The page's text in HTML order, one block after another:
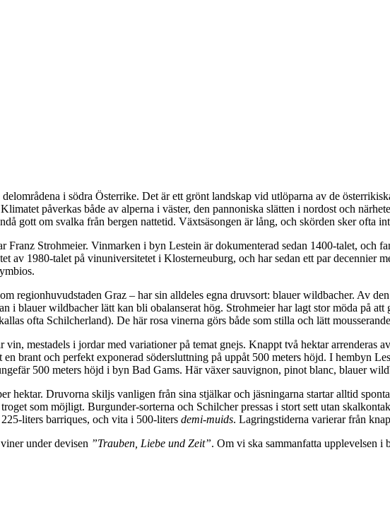
i södra Österrike. Det är ett grönt landskap vid utlöparna av de
påverkas både av alperna i väster, den pannoniska slätten i nordost och
gott om svalka från bergen nattetid. Växtsäsongen är lång, och skörden sker ofta
Franz Strohmeier. Vinmarken i byn Lestein är dokumenterad sedan 1400-talet, och
av 1980-talet på vinuniversitetet i Klosterneuburg, och har sedan ett par
regionhuvudstaden Graz – har sin alldeles egna druvsort: blauer wildbacher. Av
i blauer wildbacher lätt kan bli obalanserat hög. Strohmeier har lagt stor möda på
ofta Schilcherland). De här rosa vinerna görs både som stilla och lätt
vin, mestadels i jordar med variationer på temat gnejs. Knappt två hektar arrenderas
en brant och perfekt exponerad södersluttning på uppåt 500 meters höjd. I hembyn
500 meters höjd i byn Bad Gams. Här växer sauvignon, pinot blanc, blauer
hektar. Druvorna skiljs vanligen från sina stjälkar och jäsningarna startar alltid
som möjligt. Burgunder-sorterna och Schilcher pressas i stort sett utan
liters barriques, och vita i 500-liters demi-muids. Lagringstiderna varierar från
under devisen ”Trauben, Liebe und Zeit”. Om vi ska sammanfatta upplevelsen i